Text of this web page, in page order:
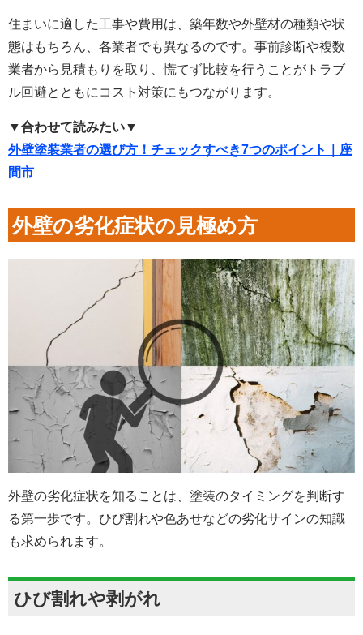
住まいに適した工事や費用は、築年数や外壁材の種類や状
態はもちろん、各業者でも異なるのです。事前診断や複数
業者から見積もりを取り、慌てず比較を行うことがトラブ
ル回避とともにコスト対策にもつながります。
▼合わせて読みたい▼
外壁塗装業者の選び方！チェックすべき7つのポイント｜座
間市
外壁の劣化症状の見極め方
外壁の劣化症状を知ることは、塗装のタイミングを判断す
る第一歩です。ひび割れや色あせなどの劣化サインの知識
も求められます。
ひび割れや剥がれ